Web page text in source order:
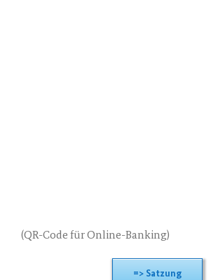
(QR-Code für Online-Banking)
=> Sat­zung